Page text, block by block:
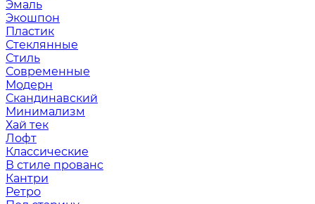
Эмаль
Экошпон
Пластик
Стеклянные
Стиль
Современные
Модерн
Скандинавский
Минимализм
Хай тек
Лофт
Классические
В стиле прованс
Кантри
Ретро